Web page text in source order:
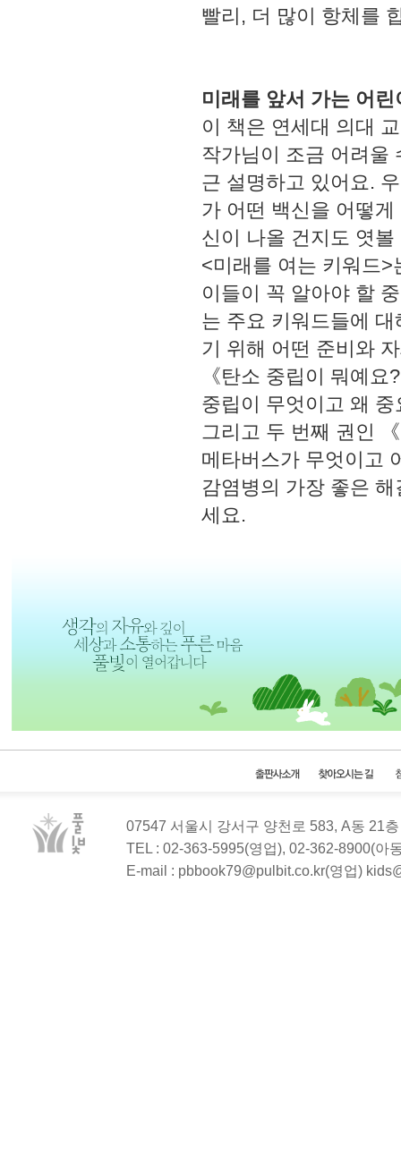
빨리, 더 많이 항체를
미래를 앞서 가는 어
이 책은 연세대 의대
작가님이 조금 어려울
근 설명하고 있어요.
가 어떤 백신을 어떻
신이 나올 건지도 엿
<미래를 여는 키워드
이들이 꼭 알아야 할
는 주요 키워드들에
기 위해 어떤 준비와
《탄소 중립이 뭐예
중립이 무엇이고 왜
그리고 두 번째 권인
메타버스가 무엇이
감염병의 가장 좋은
세요.
07547 서울시 강서구 양천로 583, A동 21
TEL : 02-363-5995(영업), 02-362-8900(아
E-mail : pbbook79@pulbit.co.kr(영업)